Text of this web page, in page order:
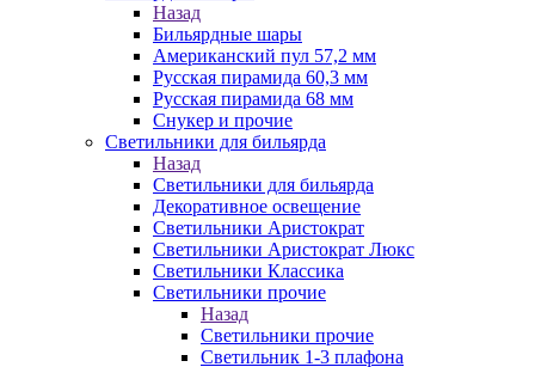
Назад
Бильярдные шары
Американский пул 57,2 мм
Русская пирамида 60,3 мм
Русская пирамида 68 мм
Снукер и прочие
Светильники для бильярда
Назад
Светильники для бильярда
Декоративное освещение
Светильники Аристократ
Светильники Аристократ Люкс
Светильники Классика
Светильники прочие
Назад
Светильники прочие
Светильник 1-3 плафона